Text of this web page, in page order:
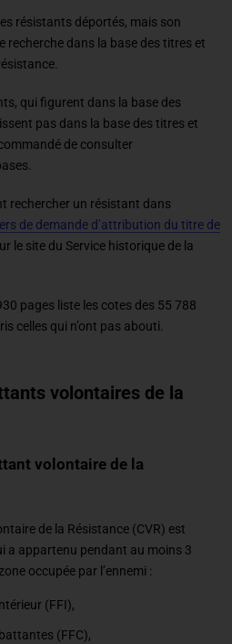
résistants déportés, mais son
recherche dans la base des titres et
qui figurent dans la base des
pas dans la base des titres et
de consulter
rechercher un résistant dans
de demande d’attribution du titre de
le site du Service historique de la
pages liste les cotes des 55 788
celles qui n’ont pas abouti.
volontaires de la
volontaire de la
de la Résistance (CVR) est
a appartenu pendant au moins 3
occupée par l’ennemi :
(FFI),
(FFC),